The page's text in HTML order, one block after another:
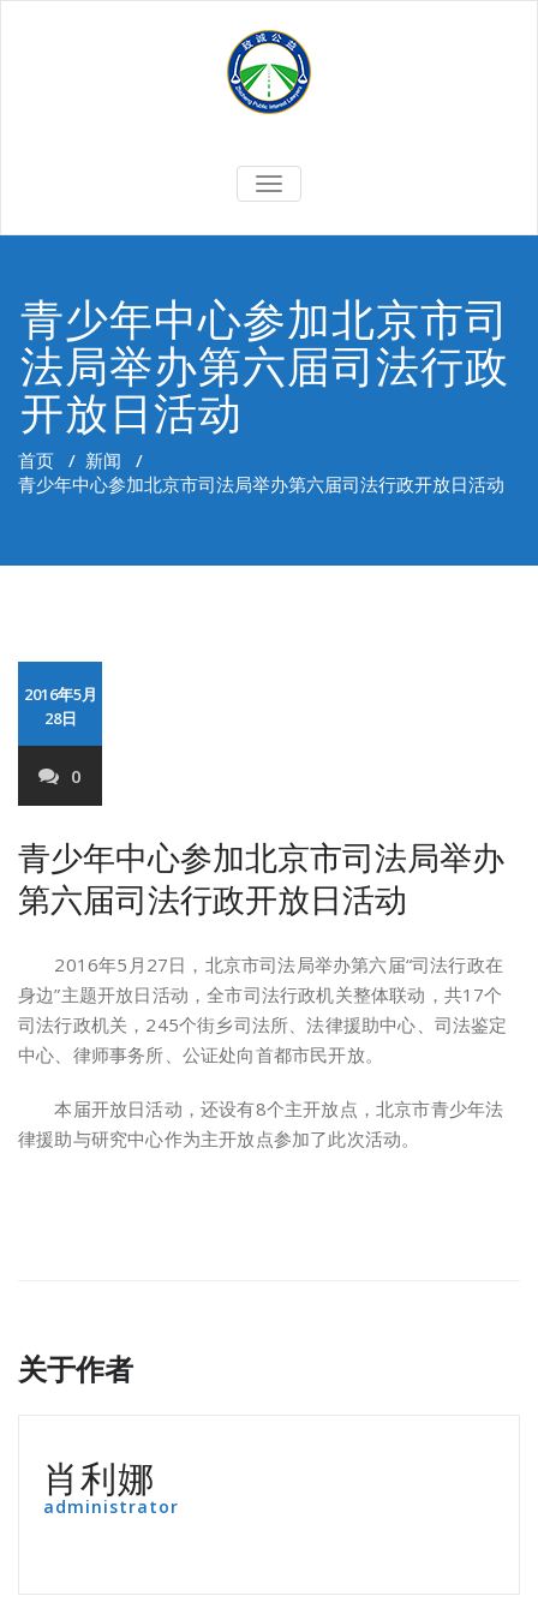
切
换
青少年中心参加北京市司
法局举办第六届司法行政
开放日活动
首页 / 新闻 /
青少年中心参加北京市司法局举办第六届司法行政开放日活动
2016年5月
28日
0
青少年中心参加北京市司法局举办
第六届司法行政开放日活动
2016年5月27日，北京市司法局举办第六届“司法行政在
身边”主题开放日活动，全市司法行政机关整体联动，共17个
司法行政机关，245个街乡司法所、法律援助中心、司法鉴定
中心、律师事务所、公证处向首都市民开放。
本届开放日活动，还设有8个主开放点，北京市青少年法
律援助与研究中心作为主开放点参加了此次活动。
关于作者
肖利娜
administrator